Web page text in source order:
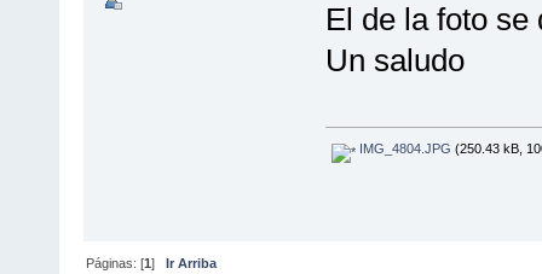
El de la foto se
Un saludo
IMG_4804.JPG (250.43 kB,
Páginas: [1] Ir Arriba